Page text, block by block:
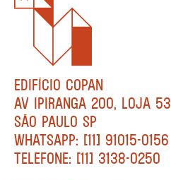
EDIFÍCIO COPAN
AV IPIRANGA 200, LOJA 53
SÃO PAULO SP
WHATSAPP: [11] 91015-0156
TELEFONE: [11] 3138-0250